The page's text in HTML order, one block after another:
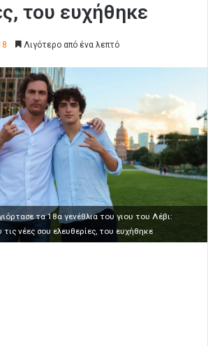
του ευχήθηκε
Λιγότερο από ένα λεπτό
τα 18α γενέθλια του γιου του Λέβι:
τις νέες σου ελευθερίες, του ευχήθηκε